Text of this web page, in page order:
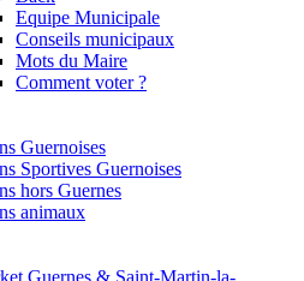
Equipe Municipale
Conseils municipaux
Mots du Maire
Comment voter ?
Guernoises
Sportives Guernoises
hors Guernes
animaux
Guernes & Saint-Martin-la-